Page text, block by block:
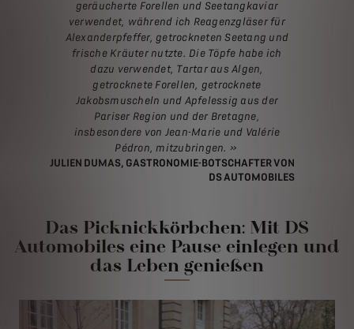
geräucherte Forellen und Seetangkaviar
verwendet, während ich Reagenzgläser für
Alexanderpfeffer, getrockneten Seetang und
frische Kräuter nutzte. Die Töpfe habe ich
dazu verwendet, Tartar aus Algen,
getrocknete Forellen, getrocknete
Jakobsmuscheln und Apfelessig aus der
Pariser Region und der Bretagne,
insbesondere von Jean-Marie und Valérie
Pédron, mitzubringen. »
JULIEN DUMAS, GASTRONOMIE-BOTSCHAFTER VON
DS AUTOMOBILES
Das Picknickkörbchen: Mit DS
Automobiles eine Pause einlegen und
das Leben genießen